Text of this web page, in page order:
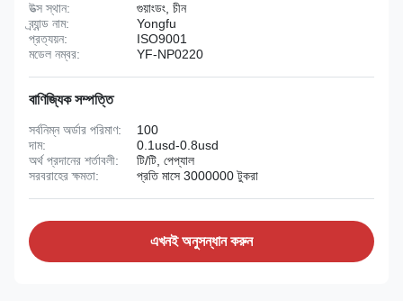
উত্স স্থান:
গুয়াংডং, চীন
ব্র্যান্ড নাম:
Yongfu
প্রত্যয়ন:
ISO9001
মডেল নম্বর:
YF-NP0220
বাণিজ্যিক সম্পত্তি
সর্বনিম্ন অর্ডার পরিমাণ:
100
দাম:
0.1usd-0.8usd
অর্থ প্রদানের শর্তাবলী:
টি/টি, পেপ্যাল
সরবরাহের ক্ষমতা:
প্রতি মাসে 3000000 টুকরা
এখনই অনুসন্ধান করুন